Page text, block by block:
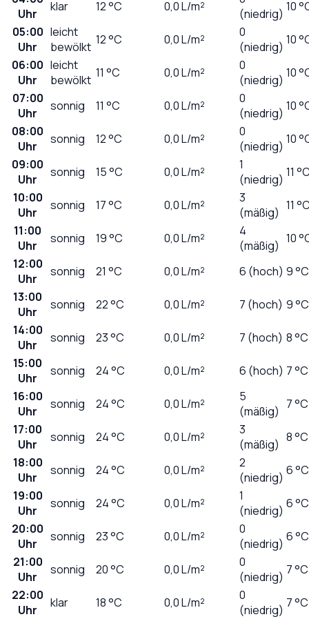
Uhr
klar 12°C 0,0L/m²
(niedrig) 10
05:00
Uhr
leicht
bewölkt 12°C 0,0L/m²
0
(niedrig) 10
06:00
Uhr
leicht
bewölkt 11 °C 0,0L/m²
0
(niedrig) 10
07:00
Uhr
sonnig 11 °C 0,0L/m²
0
(niedrig) 10
08:00
Uhr
sonnig 12°C 0,0L/m²
0
(niedrig) 10
09:00
Uhr
sonnig 15°C 0,0L/m²
1
(niedrig) 11
10:00
Uhr
sonnig 17°C 0,0L/m²
3
(mäßig) 11
11:00
Uhr
sonnig 19°C 0,0L/m²
4
(mäßig) 10
12:00
Uhr
sonnig 21 °C 0,0L/m² 6 (hoch) 9 °C
13:00
Uhr
sonnig 22°C 0,0L/m² 7 (hoch) 9 °C
14:00
Uhr
sonnig 23°C 0,0L/m² 7 (hoch) 8 °C
15:00
Uhr
sonnig 24°C 0,0L/m² 6 (hoch) 7 °C
16:00
Uhr
sonnig 24°C 0,0L/m²
5
(mäßig) 7 °C
17:00
Uhr
sonnig 24°C 0,0L/m²
3
(mäßig) 8 °C
18:00
Uhr
sonnig 24°C 0,0L/m²
2
(niedrig) 6 °C
19:00
Uhr
sonnig 24°C 0,0L/m²
1
(niedrig) 6 °C
20:00
Uhr
sonnig 23°C 0,0L/m²
0
(niedrig) 6 °C
21:00
Uhr
sonnig 20°C 0,0L/m²
0
(niedrig) 7 °C
22:00
Uhr
klar 18°C 0,0L/m²
0
(niedrig) 7 °C